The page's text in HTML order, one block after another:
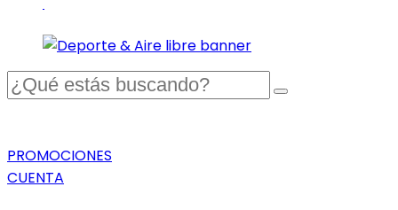
PROMOCIONES
CUENTA